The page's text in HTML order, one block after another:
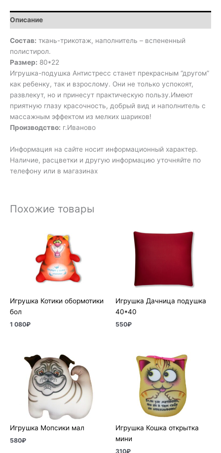
Описание
Состав: ткань-трикотаж, наполнитель – вспененный
полистирол.
Размер: 80*22
Игрушка-подушка Антистресс станет прекрасным “другом”
как ребенку, так и взрослому. Они не только успокоят,
развлекут, но и принесут практическую пользу.Имеют
приятную глазу красочность, добрый вид и наполнитель с
массажным эффектом из мелких шариков!
Производство: г.Иваново
Информация на сайте носит информационный характер.
Наличие, расцветки и другую информацию уточняйте по
телефону или в магазинах
Похожие товары
Игрушка Котики обормотики
бол
1 080₽
Игрушка Дачница подушка
40*40
550₽
Игрушка Мопсики мал
580₽
Игрушка Кошка открытка
мини
310₽